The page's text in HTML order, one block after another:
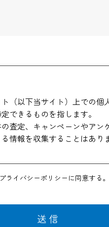
（以下当サイト）上での個
できるものを指します。
査定、キャンペーンやア
情報を収集することはあり
付、会員情報誌や商品の発
らせ等を送付させていただ
面倒でも当サイト管理者ま
ライバシーポリシーに同意する。